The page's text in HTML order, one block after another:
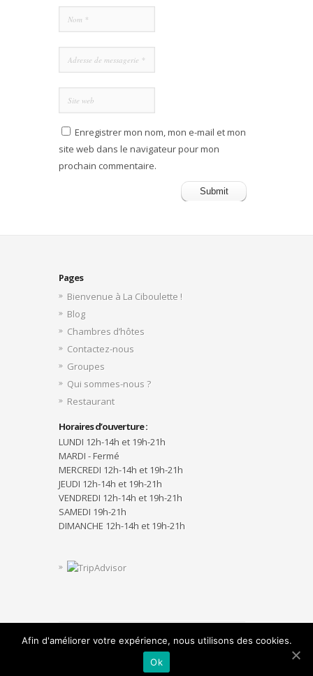
Enregistrer mon nom, mon e-mail et mon
site web dans le navigateur pour mon
prochain commentaire.
Pages
Bienvenue à La Ciboulette !
Blog
Chambres d’hôtes
Contactez-nous
Groupes
Qui sommes-nous ?
Restaurant
Horaires d’ouverture :
LUNDI 12h-14h et 19h-21h
MARDI - Fermé
MERCREDI 12h-14h et 19h-21h
JEUDI 12h-14h et 19h-21h
VENDREDI 12h-14h et 19h-21h
SAMEDI 19h-21h
DIMANCHE 12h-14h et 19h-21h
Designed byElegant Themes| Powered by
Afin d'améliorer votre expérience, nous utilisons des cookies.
Ok